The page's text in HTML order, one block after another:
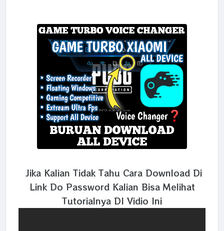
Jika Kalian Tidak Tahu Cara Download Di
Link Do Password Kalian Bisa Melihat
Tutorialnya DI Vidio Ini